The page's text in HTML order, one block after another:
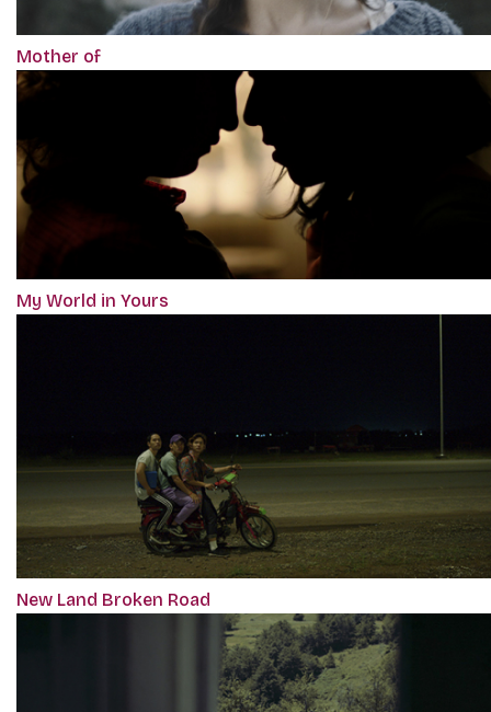
Mother of
My World in Yours
New Land Broken Road